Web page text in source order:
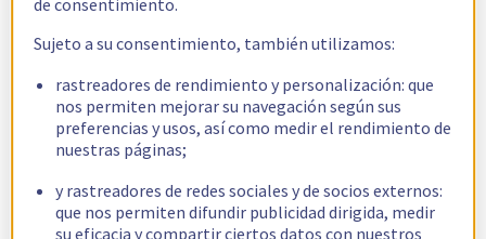
de consentimiento.
Sujeto a su consentimiento, también utilizamos:
rastreadores de rendimiento y personalización: que
nos permiten mejorar su navegación según sus
preferencias y usos, así como medir el rendimiento de
nuestras páginas;
y rastreadores de redes sociales y de socios externos:
que nos permiten difundir publicidad dirigida, medir
su eficacia y compartir ciertos datos con nuestros